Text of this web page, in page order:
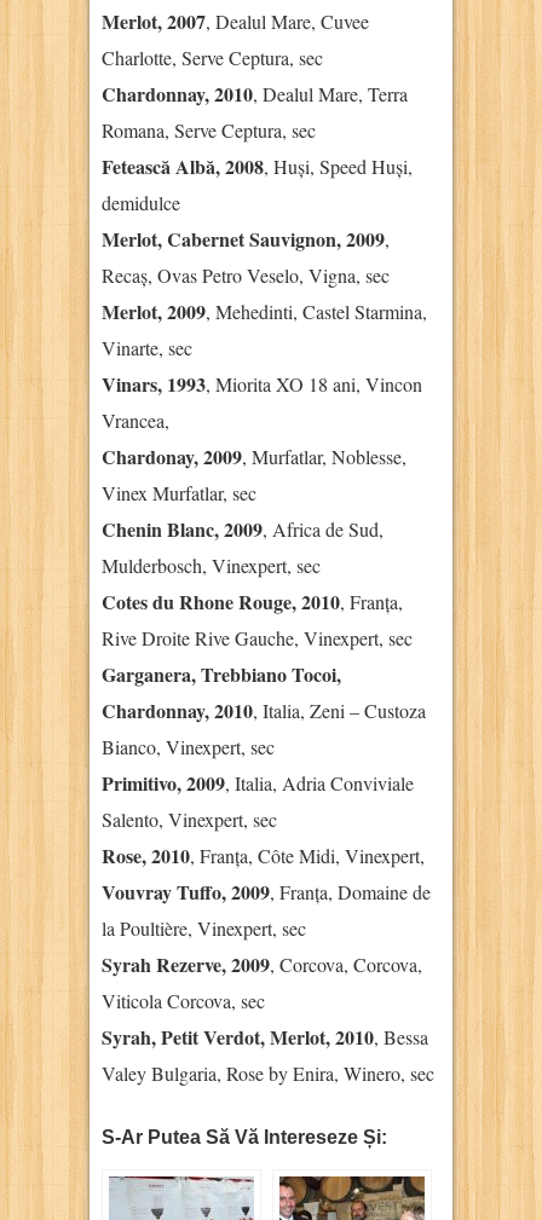
Merlot, 2007, Dealul Mare, Cuvee
Charlotte, Serve Ceptura, sec
Chardonnay, 2010, Dealul Mare, Terra
Romana, Serve Ceptura, sec
Fetească Albă, 2008, Huși, Speed Huși,
demidulce
Merlot, Cabernet Sauvignon, 2009,
Recaș, Ovas Petro Veselo, Vigna, sec
Merlot, 2009, Mehedinti, Castel Starmina,
Vinarte, sec
Vinars, 1993, Miorita XO 18 ani, Vincon
Vrancea,
Chardonay, 2009, Murfatlar, Noblesse,
Vinex Murfatlar, sec
Chenin Blanc, 2009, Africa de Sud,
Mulderbosch, Vinexpert, sec
Cotes du Rhone Rouge, 2010, Franța,
Rive Droite Rive Gauche, Vinexpert, sec
Garganera, Trebbiano Tocoi,
Chardonnay, 2010, Italia, Zeni – Custoza
Bianco, Vinexpert, sec
Primitivo, 2009, Italia, Adria Conviviale
Salento, Vinexpert, sec
Rose, 2010, Franța, Côte Midi, Vinexpert,
Vouvray Tuffo, 2009, Franța, Domaine de
la Poultière, Vinexpert, sec
Syrah Rezerve, 2009, Corcova, Corcova,
Viticola Corcova, sec
Syrah, Petit Verdot, Merlot, 2010, Bessa
Valey Bulgaria, Rose by Enira, Winero, sec
S-Ar Putea Să Vă Intereseze Și: